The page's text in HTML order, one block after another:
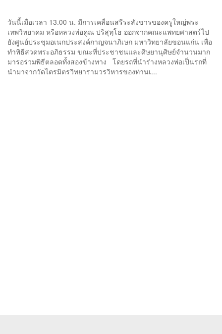
วันนี้เมื่อเวลา 13.00 น. มีการเคลื่อนสรีระสังขารของครูใหญ่พระ
เทพวิทยาคม หรือหลวงพ่อคูณ ปริสุทฺโธ ออกจากคณะแพทยศาสตร์ไป
ยังศูนย์ประชุมอเนกประสงค์กาญจนาภิเษก มหาวิทยาลัยขอนแก่น เพื่อ
ทำพิธีสวดพระอภิธรรม ขณะที่ประชาชนและศิษยานุศิษย์จำนวนมาก
มารอร่วมพิธีตลอดทั้งสองข้างทาง โดยรถที่นำร่างหลวงพ่อเป็นรถที่
นำมาจากวัดไตรมิตรวิทยารามวรวิหารของท่านเ...